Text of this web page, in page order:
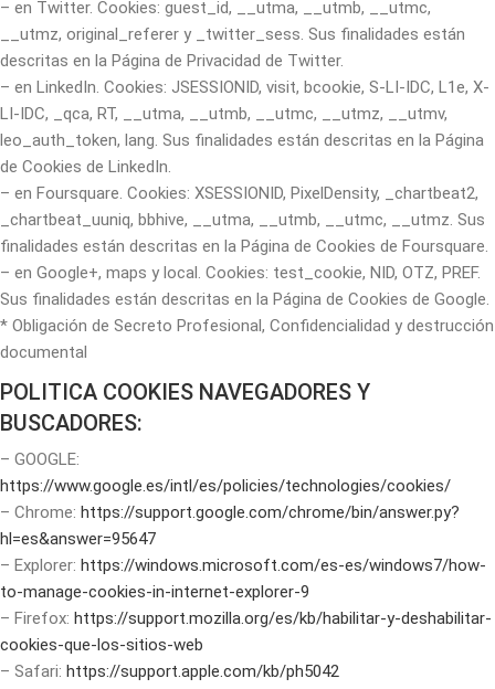
– en Twitter. Cookies: guest_id, __utma, __utmb, __utmc,
__utmz, original_referer y _twitter_sess. Sus finalidades están
descritas en la Página de Privacidad de Twitter.
– en LinkedIn. Cookies: JSESSIONID, visit, bcookie, S-LI-IDC, L1e, X-
LI-IDC, _qca, RT, __utma, __utmb, __utmc, __utmz, __utmv,
leo_auth_token, lang. Sus finalidades están descritas en la Página
de Cookies de LinkedIn.
– en Foursquare. Cookies: XSESSIONID, PixelDensity, _chartbeat2,
_chartbeat_uuniq, bbhive, __utma, __utmb, __utmc, __utmz. Sus
finalidades están descritas en la Página de Cookies de Foursquare.
– en Google+, maps y local. Cookies: test_cookie, NID, OTZ, PREF.
Sus finalidades están descritas en la Página de Cookies de Google.
* Obligación de Secreto Profesional, Confidencialidad y destrucción
documental
POLITICA COOKIES NAVEGADORES Y
BUSCADORES:
– GOOGLE:
https://www.google.es/intl/es/policies/technologies/cookies/
– Chrome: https://support.google.com/chrome/bin/answer.py?
hl=es&answer=95647
– Explorer: https://windows.microsoft.com/es-es/windows7/how-
to-manage-cookies-in-internet-explorer-9
– Firefox: https://support.mozilla.org/es/kb/habilitar-y-deshabilitar-
cookies-que-los-sitios-web
– Safari: https://support.apple.com/kb/ph5042